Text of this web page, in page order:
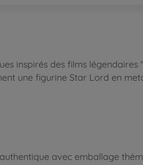
inspirés des films
une figurine Star Lord en
avec emballage